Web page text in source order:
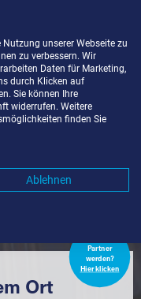
IM
Extraraum
Partner
werden?
Hier klicken
Ort
unserer Webseite zu
zu verbessern. Wir
Daten für Marketing,
durch Klicken auf
Sie können Ihre
widerrufen. Weitere
finden Sie
Ablehnen